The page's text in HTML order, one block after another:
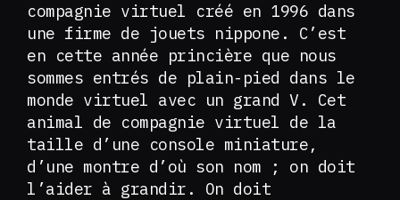
compagnie virtuel créé en 1996 dans
une firme de jouets nippone. C’est
en cette année princière que nous
sommes entrés de plain-pied dans le
monde virtuel avec un grand V. Cet
animal de compagnie virtuel de la
taille d’une console miniature,
d’une montre d’où son nom ; on doit
l’aider à grandir. On doit